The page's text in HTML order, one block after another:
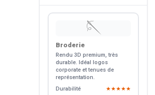
🪡
Broderie
Rendu 3D premium, très
durable. Idéal logos
corporate et tenues de
représentation.
Durabilité
★★★★★